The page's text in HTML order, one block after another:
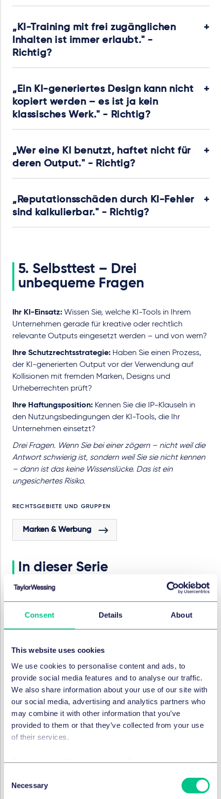
Consent Details About
This website uses cookies
We use cookies to personalise content and ads, to
provide social media features and to analyse our traffic.
We also share information about your use of our site with
our social media, advertising and analytics partners who
may combine it with other information that you’ve
provided to them or that they’ve collected from your use
of their services.
Selection
Necessary
„KI-Training mit frei zugänglichen
Inhalten ist immer erlaubt." -
Richtig?
„Ein KI-generiertes Design kann nicht
kopiert werden – es ist ja kein
klassisches Werk." - Richtig?
„Wer eine KI benutzt, haftet nicht für
deren Output." - Richtig?
„Reputationsschäden durch KI-Fehler
sind kalkulierbar." - Richtig?
5. Selbsttest – Drei
unbequeme Fragen
Ihr KI-Einsatz: Wissen Sie, welche KI-Tools in Ihrem
Unternehmen gerade für kreative oder rechtlich
relevante Outputs eingesetzt werden – und von wem?
Ihre Schutzrechtsstrategie: Haben Sie einen Prozess,
der KI-generierten Output vor der Verwendung auf
Kollisionen mit fremden Marken, Designs und
Urheberrechten prüft?
Ihre Haftungsposition: Kennen Sie die IP-Klauseln in
den Nutzungsbedingungen der KI-Tools, die Ihr
Unternehmen einsetzt?
Drei Fragen. Wenn Sie bei einer zögern – nicht weil die
Antwort schwierig ist, sondern weil Sie sie nicht kennen
– dann ist das keine Wissenslücke. Das ist ein
ungesichertes Risiko.
RECHTSGEBIETE UND GRUPPEN
Marken & Werbung
In dieser Serie
Fenders Gitarren-Ikone siegt
20. April 2026
vonDr. Nadine Bertram, LL.M.
Hier liegt was in der Luft –
wie ein Rosenduft zur ersten